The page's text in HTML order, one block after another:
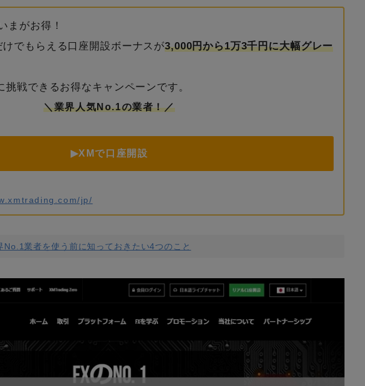
まがお得！
でもらえる口座開設ボーナスが3,000円から1万3千円に大幅グレー
戦できるお得なキャンペーンです。
＼業界人気No.1の業者！／
▶XMで口座開設
jp/
No.1業者を使う前に知っておきたい4つのこと